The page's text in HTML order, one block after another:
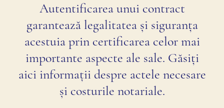
Autentificarea unui contract
garantează legalitatea și siguranța
acestuia prin certificarea celor mai
importante aspecte ale sale. Găsiți
aici informații despre actele necesare
și costurile notariale.